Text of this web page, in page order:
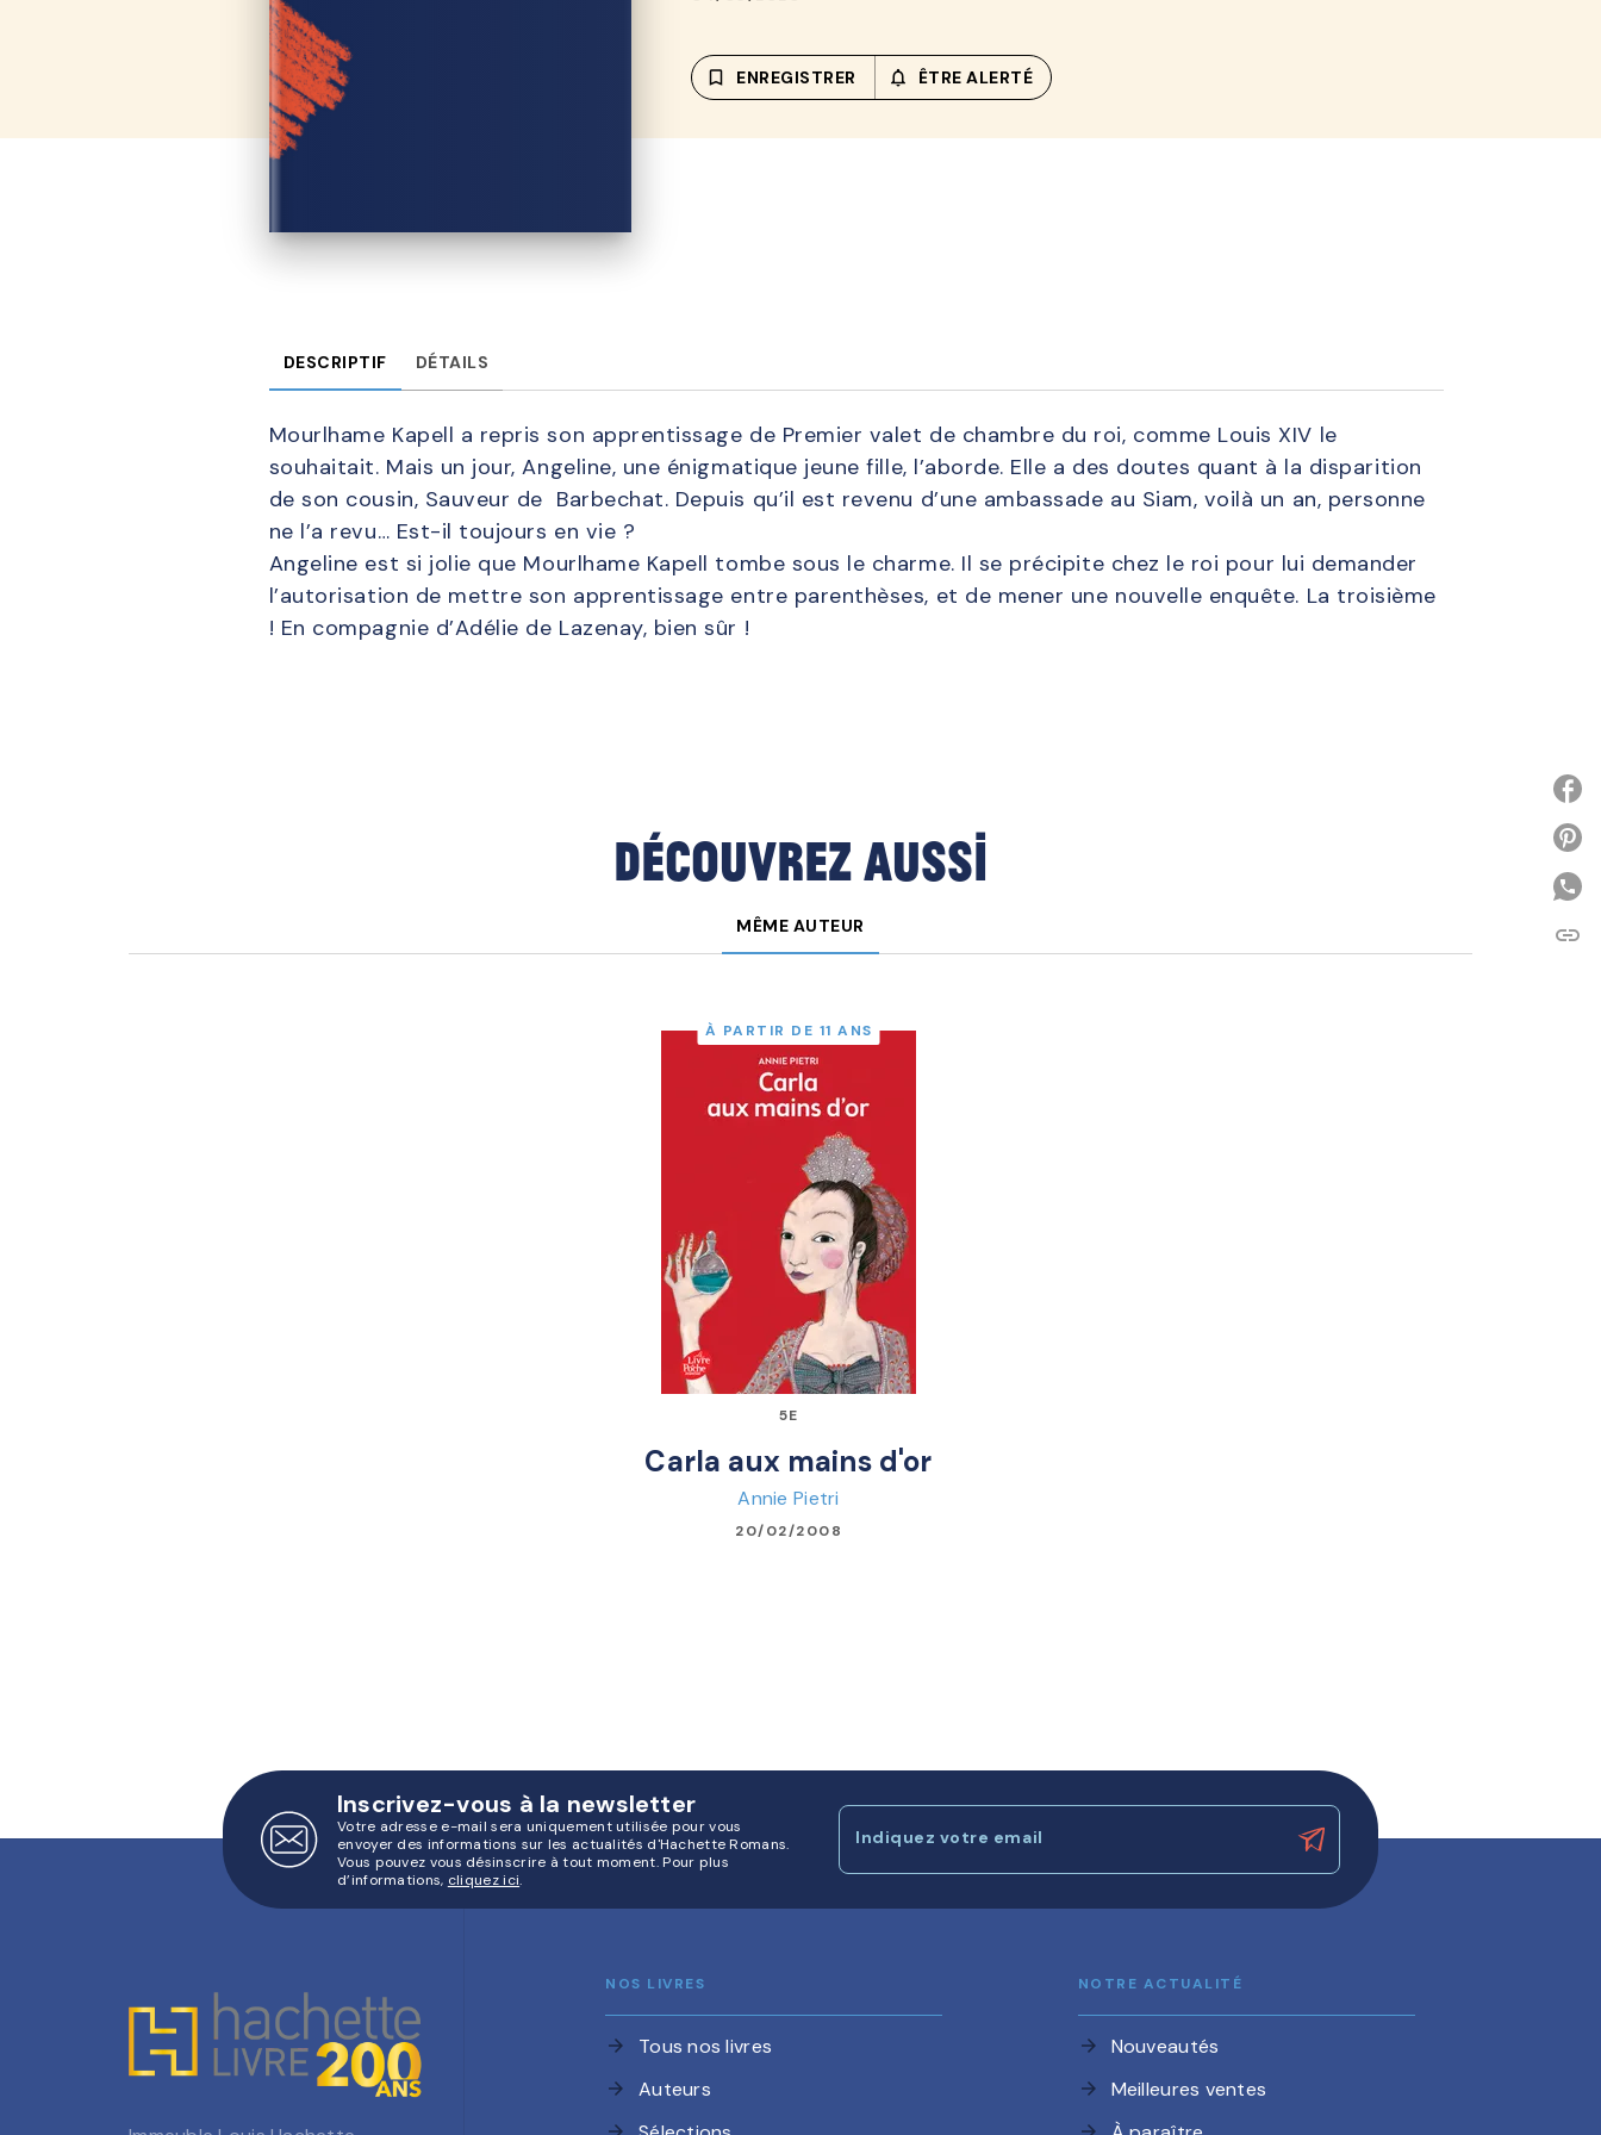
bookmark_border ENREGISTRER notifications_none_outlined
ÊTRE ALERTÉ
DESCRIPTIF DÉTAILS
Mourlhame Kapell a repris son apprentissage de Premier valet de chambre du roi, comme Louis XIV le
souhaitait. Mais un jour, Angeline, une énigmatique jeune fille, l’aborde. Elle a des doutes quant à la disparition
de son cousin, Sauveur de Barbechat. Depuis qu’il est revenu d’une ambassade au Siam, voilà un an, personne
ne l’a revu… Est-il toujours en vie ?
Angeline est si jolie que Mourlhame Kapell tombe sous le charme. Il se précipite chez le roi pour lui demander
l’autorisation de mettre son apprentissage entre parenthèses, et de mener une nouvelle enquête. La troisième
! En compagnie d’Adélie de Lazenay, bien sûr !
Découvrez aussi
MÊME AUTEUR
À PARTIR DE 11 ANS
5E
Carla aux mains d'or
Annie Pietri
20/02/2008
link
Inscrivez-vous à la newsletter
Votre adresse e-mail sera uniquement utilisée pour vous
envoyer des informations sur les actualités d'Hachette Romans.
Vous pouvez vous désinscrire à tout moment. Pour plus
d’informations, cliquez ici.
Indiquez votre email
NOS LIVRES
arrow_forward Tous nos livres
arrow_forward Auteurs
NOTRE ACTUALITÉ
arrow_forward Nouveautés
arrow_forward Meilleures ventes